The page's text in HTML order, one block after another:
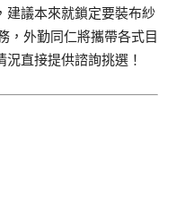
建議本來就鎖定要裝布紗
，外勤同仁將攜帶各式目
直接提供諮詢挑選！